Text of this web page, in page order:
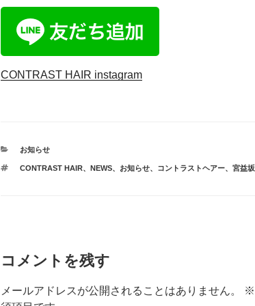
CONTRAST HAIR instagram
カ
ゴ
お知らせ
タ
CONTRAST HAIR、 NEWS、 お知らせ、 コントラストヘアー、 宮益坂
コメントを残す
メールアドレスが公開されることはありません。 ※